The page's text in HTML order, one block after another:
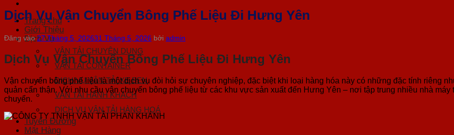
Trang chủ
Giới Thiệu
Dịch Vụ
VẬN TẢI CHUYÊN DỤNG
VẬN TẢI CONTAINER
DỊCH VỤ VẬN TẢI XE BEN
VẬN TẢI HÀNH KHÁCH
DỊCH VỤ VẬN TẢI HÀNG HOÁ
Tuyến Đường
Mặt Hàng
Dịch Vụ Vận Chuyển Bông Phế Liệu Đi Hưng Yên
Đăng vào27 Tháng 5, 202631 Tháng 5, 2026 bởi admin
Dịch Vụ Vận Chuyển Bông Phế Liệu Đi Hưng Yên
Vận chuyển bông phế liệu là một dịch vụ đòi hỏi sự chuyên nghiệp, đặc biệt khi loại hàng hóa này có những đặc tính riêng
quản cẩn thận. Với nhu cầu vận chuyển bông phế liệu từ các khu vực sản xuất đến Hưng Yên – nơi tập trung nhiều nhà
chuyển.